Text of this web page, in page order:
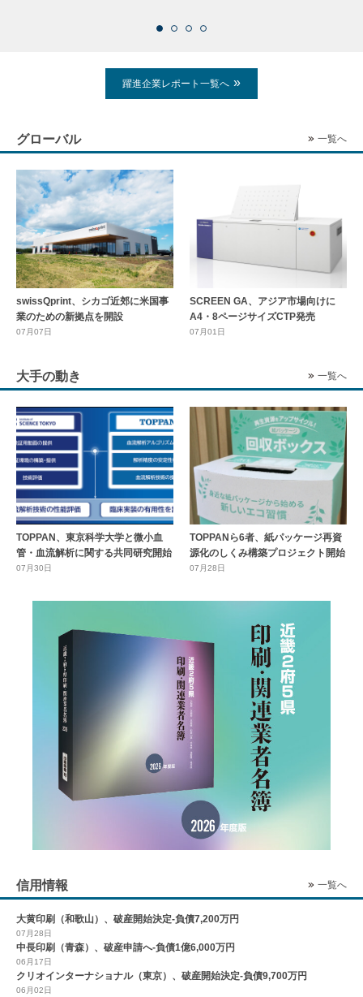
躍進企業レポート一覧へ
グローバル 一覧へ
swissQprint、シカゴ近郊に⽶国事
業のための新拠点を開設
07月07日
SCREEN GA、アジア市場向けに
A4・8ページサイズCTP発売
07月01日
大手の動き 一覧へ
TOPPAN、東京科学大学と微小血
管・血流解析に関する共同研究開始
07月30日
TOPPANら6者、紙パッケージ再資
源化のしくみ構築プロジェクト開始
07月28日
信用情報 一覧へ
大黄印刷（和歌山）、破産開始決定-負債7,200万円
07月28日
中長印刷（青森）、破産申請へ-負債1億6,000万円
06月17日
クリオインターナショナル（東京）、破産開始決定-負債9,700万円
06月02日